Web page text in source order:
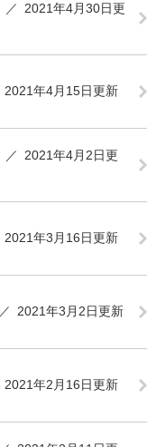
2021年4月30日更
2021年4月15日更新
2021年4月2日更
2021年3月16日更新
2021年3月2日更新
2021年2月16日更新